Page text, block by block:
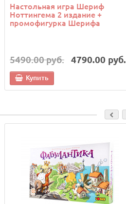
Настольная игра Шериф
Ноттингема 2 издание +
промофигурка Шерифа
5490.00 руб. 4790.00 руб.
Купить